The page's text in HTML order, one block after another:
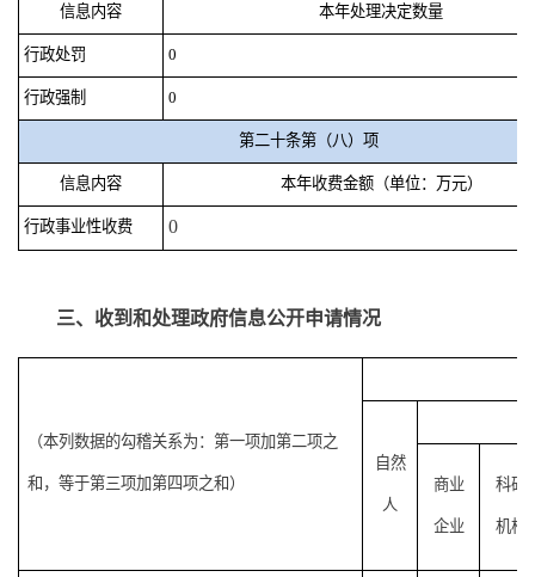
信息内容 本年处理决定数量
行政处罚 0
行政强制 0
第二十条第（八）项
信息内容 本年收费金额（单位：万元）
行政事业性收费 0
三、收到和处理政府信息公开申请情况
（本列数据的勾稽关系为：第一项加第二项之
和，等于第三项加第四项之和）
自然
人
商业
企业
科研
机构